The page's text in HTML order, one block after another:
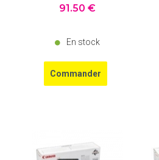
91.50 €
En stock